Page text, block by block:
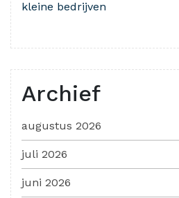
kleine bedrijven
Archief
augustus 2026
juli 2026
juni 2026